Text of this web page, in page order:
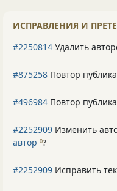
ИСПРАВЛЕНИЯ И
#2250814 Удалить
#875258 Повтор
#496984 Повтор
#2252909 Изменить
автор 0?
#2252909 Исправить